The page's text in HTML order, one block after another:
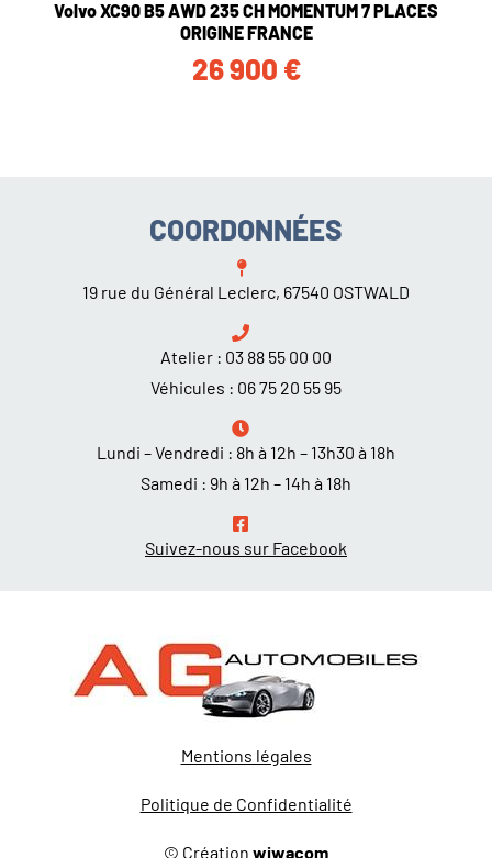
Volvo XC90 B5 AWD 235 CH MOMENTUM 7 PLACES
ORIGINE FRANCE
26 900 €
COORDONNÉES
19 rue du Général Leclerc, 67540 OSTWALD
Atelier : 03 88 55 00 00
Véhicules : 06 75 20 55 95
Lundi – Vendredi : 8h à 12h – 13h30 à 18h
Samedi : 9h à 12h – 14h à 18h
Suivez-nous sur Facebook
Mentions légales
Politique de Confidentialité
© Création wiwacom